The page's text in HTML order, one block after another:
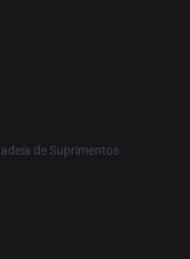
de Suprimentos